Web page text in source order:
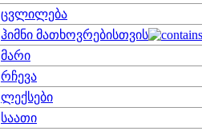
ცვლილება
ჰიმნი მათხოვრებისთვის
მარი
რჩევა
ლექსები
საათი